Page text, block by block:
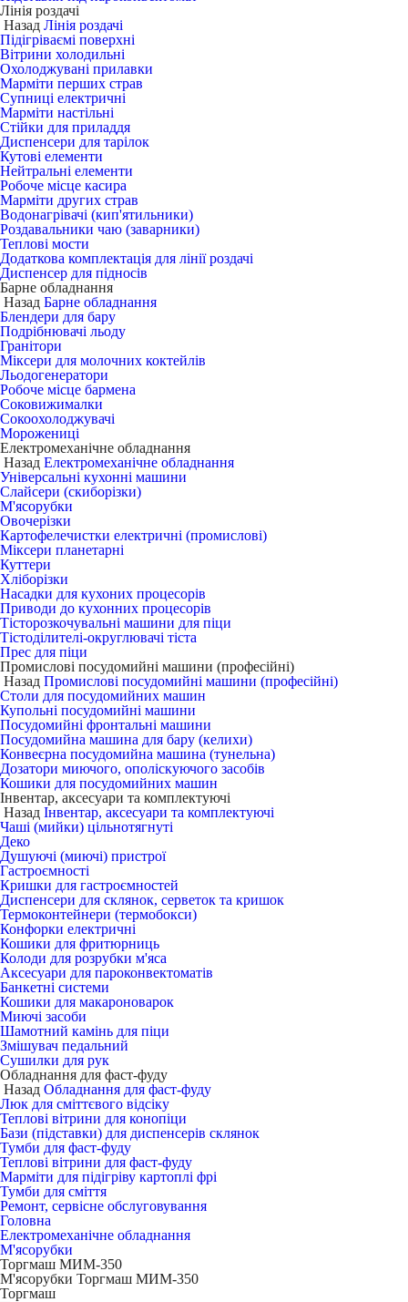
Лінія роздачі
Назад Лінія роздачі
Підігріваємі поверхні
Вітрини холодильні
Охолоджувані прилавки
Марміти перших страв
Супниці електричні
Марміти настільні
Стійки для приладдя
Диспенсери для тарілок
Кутові елементи
Нейтральні елементи
Робоче місце касира
Марміти других страв
Водонагрівачі (кип'ятильники)
Роздавальники чаю (заварники)
Теплові мости
Додаткова комплектація для лінії роздачі
Диспенсер для підносів
Барне обладнання
Назад Барне обладнання
Блендери для бару
Подрібнювачі льоду
Гранітори
Міксери для молочних коктейлів
Льодогенератори
Робоче місце бармена
Соковижималки
Сокоохолоджувачі
Морожениці
Електромеханічне обладнання
Назад Електромеханічне обладнання
Універсальні кухонні машини
Слайсери (скиборізки)
М'ясорубки
Овочерізки
Картофелечистки електричні (промислові)
Міксери планетарні
Куттери
Хліборізки
Насадки для кухоних процесорів
Приводи до кухонних процесорів
Тісторозкочувальні машини для піци
Тістоділителі-округлювачі тіста
Прес для піци
Промислові посудомийні машини (професійні)
Назад Промислові посудомийні машини (професійні)
Столи для посудомийних машин
Купольні посудомийні машини
Посудомийні фронтальні машини
Посудомийна машина для бару (келихи)
Конвеєрна посудомийна машина (тунельна)
Дозатори миючого, ополіскуючого засобів
Кошики для посудомийних машин
Інвентар, аксесуари та комплектуючі
Назад Інвентар, аксесуари та комплектуючі
Чаші (мийки) цільнотягнуті
Деко
Душуючі (миючі) пристрої
Гастроємності
Кришки для гастроємностей
Диспенсери для склянок, серветок та кришок
Термоконтейнери (термобокси)
Конфорки електричні
Кошики для фритюрниць
Колоди для розрубки м'яса
Аксесуари для пароконвектоматів
Банкетні системи
Кошики для макароноварок
Миючі засоби
Шамотний камінь для піци
Змішувач педальний
Сушилки для рук
Обладнання для фаст-фуду
Назад Обладнання для фаст-фуду
Люк для сміттєвого відсіку
Теплові вітрини для конопіци
Бази (підставки) для диспенсерів склянок
Тумби для фаст-фуду
Теплові вітрини для фаст-фуду
Марміти для підігріву картоплі фрі
Тумби для сміття
Ремонт, сервісне обслуговування
Головна
Електромеханічне обладнання
М'ясорубки
Торгмаш МИМ-350
М'ясорубки Торгмаш МИМ-350
Торгмаш